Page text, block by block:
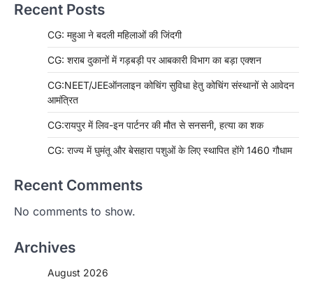
Recent Posts
CG: महुआ ने बदली महिलाओं की जिंदगी
CG: शराब दुकानों में गड़बड़ी पर आबकारी विभाग का बड़ा एक्शन
CG:NEET/JEEऑनलाइन कोचिंग सुविधा हेतु कोचिंग संस्थानों से आवेदन
आमंत्रित
CG:रायपुर में लिव-इन पार्टनर की मौत से सनसनी, हत्या का शक
CG: राज्य में घुमंतू और बेसहारा पशुओं के लिए स्थापित होंगे 1460 गौधाम
Recent Comments
No comments to show.
Archives
August 2026